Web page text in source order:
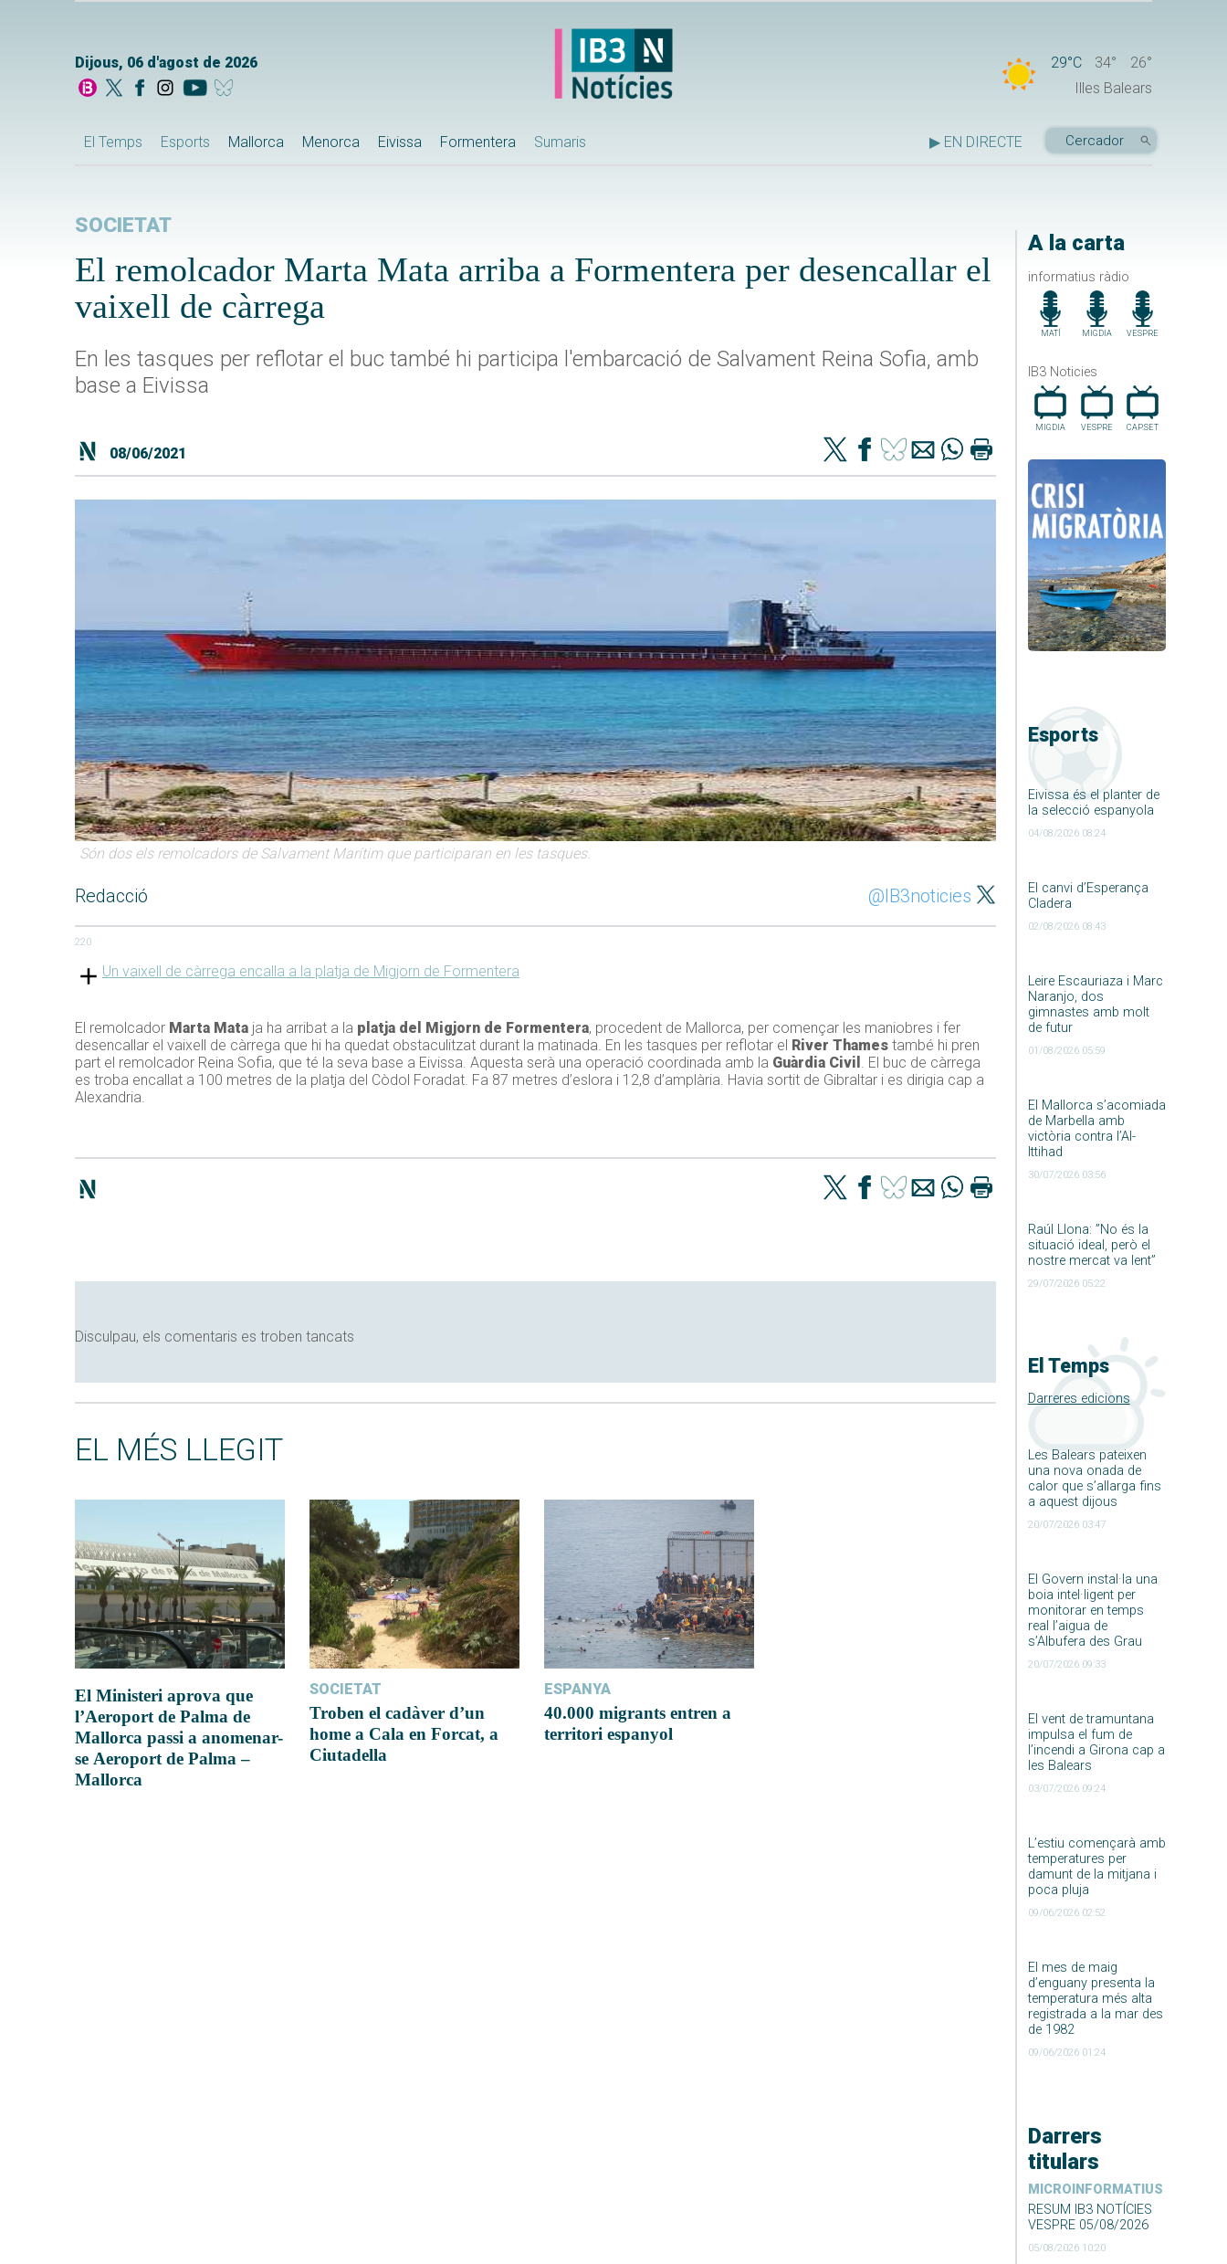
Dijous, 06 d'agost de 2026 29°C 34°
26°
Illes Balears
El Temps Esports Mallorca Menorca Eivissa Formentera Sumaris ▶ EN DIRECTE
A la carta
informatius ràdio
MATÍ MIGDIA VESPRE
IB3 Noticies
MIGDIA VESPRE CAP.SET
Esports
Eivissa és el planter de
la selecció espanyola
04/08/2026 08:24
El canvi d’Esperança
Cladera
02/08/2026 08:43
Leire Escauriaza i Marc
Naranjo, dos
gimnastes amb molt
de futur
01/08/2026 05:59
El Mallorca s’acomiada
de Marbella amb
victòria contra l’Al-
Ittihad
30/07/2026 03:56
Raúl Llona: ”No és la
situació ideal, però el
nostre mercat va lent”
29/07/2026 05:22
El Temps
Darreres edicions
Les Balears pateixen
una nova onada de
calor que s’allarga fins
a aquest dijous
20/07/2026 03:47
El Govern instal·la una
boia intel·ligent per
monitorar en temps
real l’aigua de
s’Albufera des Grau
20/07/2026 09:33
El vent de tramuntana
impulsa el fum de
l’incendi a Girona cap a
les Balears
03/07/2026 09:24
L’estiu començarà amb
temperatures per
damunt de la mitjana i
poca pluja
09/06/2026 02:52
El mes de maig
d’enguany presenta la
temperatura més alta
registrada a la mar des
de 1982
09/06/2026 01:24
Darrers
titulars
MICROINFORMATIUS
RESUM IB3 NOTÍCIES
VESPRE 05/08/2026
05/08/2026 10:20
SOCIETAT
El remolcador Marta Mata arriba a Formentera per desencallar el
vaixell de càrrega
En les tasques per reflotar el buc també hi participa l'embarcació de Salvament Reina Sofia, amb
base a Eivissa
08/06/2021
Són dos els remolcadors de Salvament Marítim que participaran en les tasques.
Redacció @IB3noticies
220
Un vaixell de càrrega encalla a la platja de Migjorn de Formentera
El remolcador Marta Mata ja ha arribat a la platja del Migjorn de Formentera, procedent de Mallorca, per començar les maniobres i fer
desencallar el vaixell de càrrega que hi ha quedat obstaculitzat durant la matinada. En les tasques per reflotar el River Thames també hi pren
part el remolcador Reina Sofia, que té la seva base a Eivissa. Aquesta serà una operació coordinada amb la Guàrdia Civil . El buc de càrrega
es troba encallat a 100 metres de la platja del Còdol Foradat. Fa 87 metres d’eslora i 12,8 d’amplària. Havia sortit de Gibraltar i es dirigia cap a
Alexandria.
Disculpau, els comentaris es troben tancats
EL MÉS LLEGIT
El Ministeri aprova que
l’Aeroport de Palma de
Mallorca passi a anomenar-
se Aeroport de Palma –
Mallorca
SOCIETAT
Troben el cadàver d’un
home a Cala en Forcat, a
Ciutadella
ESPANYA
40.000 migrants entren a
territori espanyol